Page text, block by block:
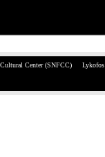
Center (SNFCC) Lykofos